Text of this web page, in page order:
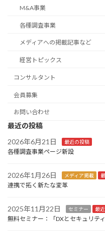
M&A事業
各種調査事業
メディアへの掲載記事など
経営トピックス
コンサルタント
会員募集
お問い合わせ
最近の投稿
2026年6月21日
最近の投稿
各種調査事業ページ新設
2026年1月26日 メディア掲載
連携で拓く新たな変革
2025年11月22日 セミナー 最
無料セミナー：「DXとセキュリテ